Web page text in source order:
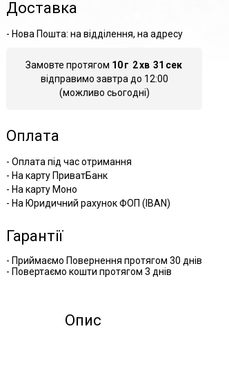
Доставка
- Нова Пошта: на відділення, на адресу
Замовте протягом 10 г 2хв 30 сек
відправимо завтра до 12:00
(можливо сьогодні)
Оплата
- Оплата під час отримання
- На карту ПриватБанк
- На карту Моно
- На Юридичний рахунок ФОП (IBAN)
Гарантії
- Приймаємо Повернення протягом 30 днів
- Повертаємо кошти протягом 3 днів
Опис